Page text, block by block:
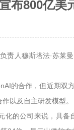
布800亿美
责人穆斯塔法·苏
的合作，但近期
以及自主研发模型。
化的公司来说，具